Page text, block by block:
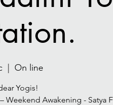
  |
On line
Yogis!
Weekend Awakening - Satya